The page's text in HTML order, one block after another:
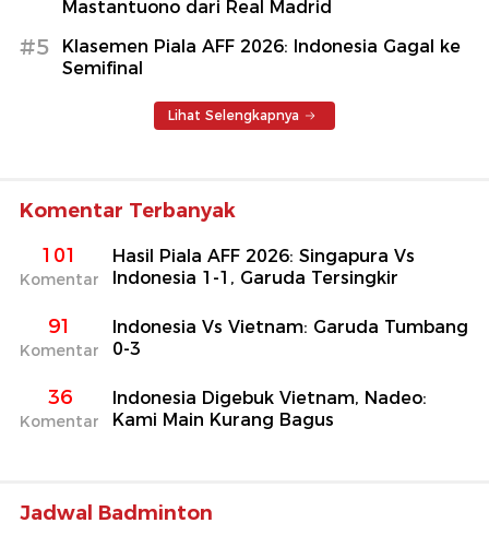
Mastantuono dari Real Madrid
#5
Klasemen Piala AFF 2026: Indonesia Gagal ke
Semifinal
Lihat Selengkapnya
Komentar Terbanyak
101
Komentar
Hasil Piala AFF 2026: Singapura Vs
Indonesia 1-1, Garuda Tersingkir
91
Komentar
Indonesia Vs Vietnam: Garuda Tumbang
0-3
36
Komentar
Indonesia Digebuk Vietnam, Nadeo:
Kami Main Kurang Bagus
Jadwal Badminton